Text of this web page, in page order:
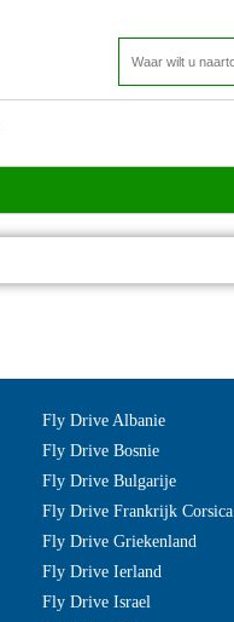
Fly Drive Albanie
Fly Drive Bosnie
Fly Drive Bulgarije
Fly Drive Frankrijk Corsica
Fly Drive Griekenland
Fly Drive Ierland
Fly Drive Israel